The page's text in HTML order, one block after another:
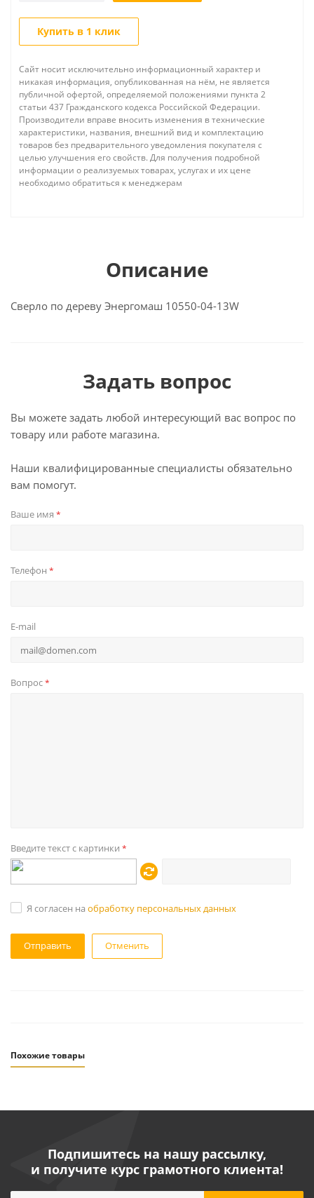
Купить в 1 клик
Сайт носит исключительно информационный характер и
никакая информация, опубликованная на нём, не является
публичной офертой, определяемой положениями пункта 2
статьи 437 Гражданского кодекса Российской Федерации.
Производители вправе вносить изменения в технические
характеристики, названия, внешний вид и комплектацию
товаров без предварительного уведомления покупателя с
целью улучшения его свойств. Для получения подробной
информации о реализуемых товарах, услугах и их цене
необходимо обратиться к менеджерам
Описание
Сверло по дереву Энергомаш 10550-04-13W
Задать вопрос
Вы можете задать любой интересующий вас вопрос по
товару или работе магазина.
Наши квалифицированные специалисты обязательно
вам помогут.
Ваше имя *
Телефон *
E-mail
Вопрос*
Введите текст с картинки *
Я согласен на обработку персональных данных
Отменить
Похожие товары
Подпишитесь на нашу рассылку,
и получите курс грамотного клиента!